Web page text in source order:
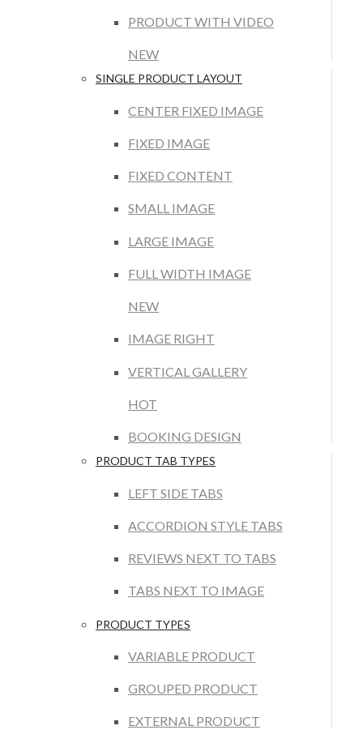
PRODUCT WITH VIDEO
NEW
SINGLE PRODUCT LAYOUT
CENTER FIXED IMAGE
FIXED IMAGE
FIXED CONTENT
SMALL IMAGE
LARGE IMAGE
FULL WIDTH IMAGE
NEW
IMAGE RIGHT
VERTICAL GALLERY
HOT
BOOKING DESIGN
PRODUCT TAB TYPES
LEFT SIDE TABS
ACCORDION STYLE TABS
REVIEWS NEXT TO TABS
TABS NEXT TO IMAGE
PRODUCT TYPES
VARIABLE PRODUCT
GROUPED PRODUCT
EXTERNAL PRODUCT